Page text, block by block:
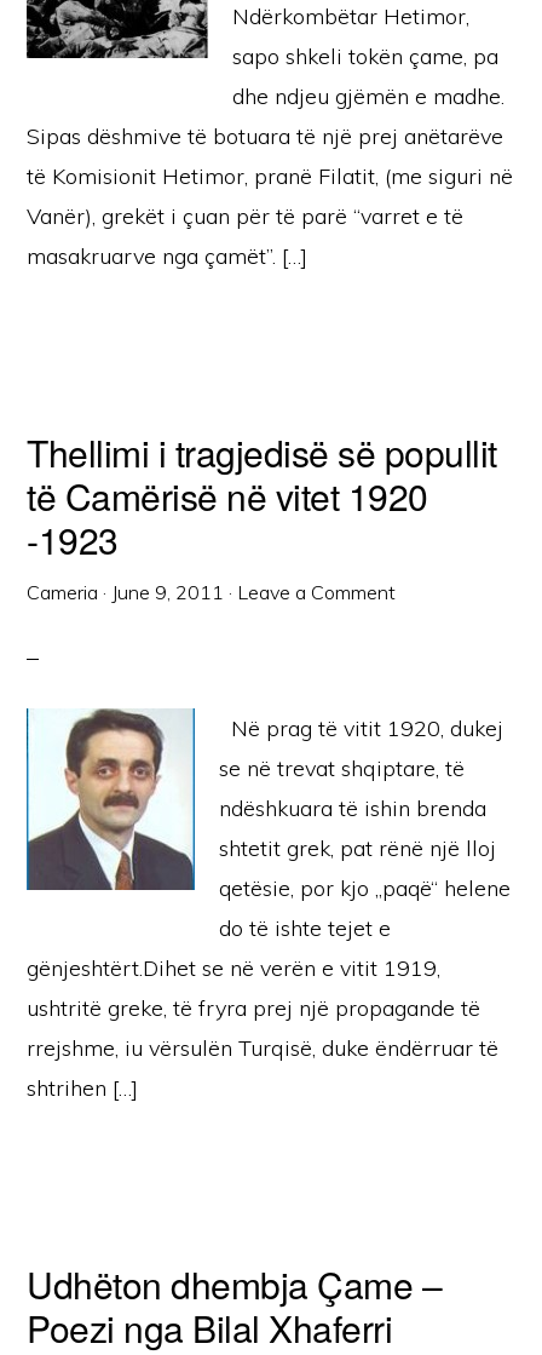
Ndërkombëtar Hetimor,
sapo shkeli tokën çame, pa
dhe ndjeu gjëmën e madhe.
Sipas dëshmive të botuara të një prej anëtarëve
të Komisionit Hetimor, pranë Filatit, (me siguri në
Vanër), grekët i çuan për të parë “varret e të
masakruarve nga çamët”. […]
Thellimi i tragjedisë së popullit
të Camërisë në vitet 1920
-1923
Cameria · June 9, 2011 · Leave a Comment
Në prag të vitit 1920, dukej
se në trevat shqiptare, të
ndëshkuara të ishin brenda
shtetit grek, pat rënë një lloj
qetësie, por kjo „paqë“ helene
do të ishte tejet e
gënjeshtërt.Dihet se në verën e vitit 1919,
ushtritë greke, të fryra prej një propagande të
rrejshme, iu vërsulën Turqisë, duke ëndërruar të
shtrihen […]
Udhëton dhembja Çame –
Poezi nga Bilal Xhaferri